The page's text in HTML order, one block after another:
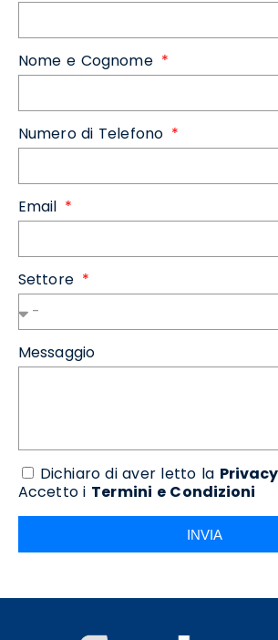
Nome e Cognome
Numero di Telefono
Email
Settore
Messaggio
Dichiaro di aver letto la
Accetto i Termini e Condizioni
INVIA